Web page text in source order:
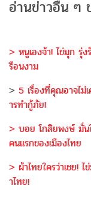
อ่านข่าวอื่น ๆ
> หนูเองจ้า! ไข่มุก รุ่
รือนงาม
> 5 เรื่องที่คุณอาจไม่
ารทำกู้ภัย!
> บอย โกสิยพงษ์ มั่น
คนแรกของเมืองไทย
> ผ้าไทยใครว่าเชย!
าไทย!